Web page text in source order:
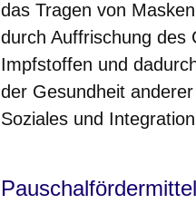
das Tragen von
durch Auffrischung des
Impfstoffen und
der Gesundheit
Soziales und